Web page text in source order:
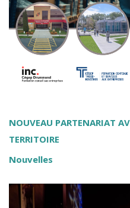
NOUVEAU PARTENARIAT
TERRITOIRE
Nouvelles